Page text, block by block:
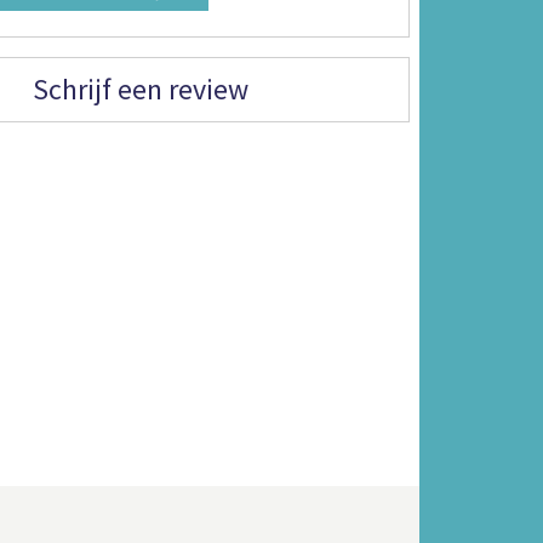
Schrijf een review